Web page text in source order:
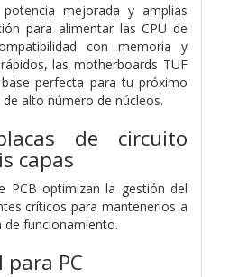
mejorada y amplias
para alimentar las CPU de
con memoria y
las motherboards TUF
perfecta para tu próximo
alto número de núcleos.
de circuito
capas
PCB optimizan la gestión del
críticos para mantenerlos a
funcionamiento.
para PC